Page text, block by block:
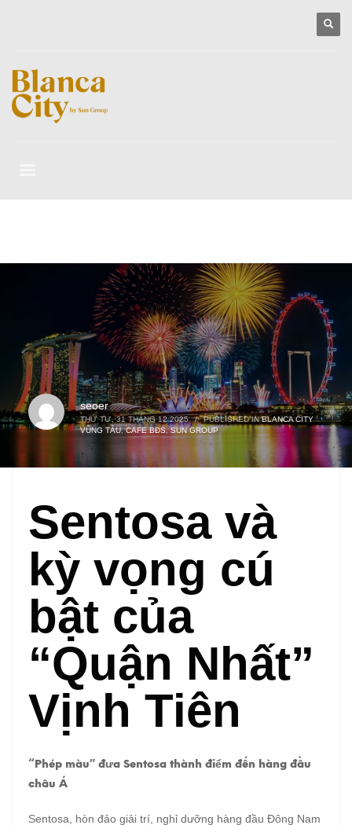
seoer
THỨ TƯ, 31 THÁNG 12 2025 / PUBLISHED INBLANCA CITY
VŨNG TÀU,CAFE BĐS,SUN GROUP
Sentosa và
kỳ vọng cú
bật của
“Quận Nhất”
Vịnh Tiên
“Phép màu” đưa Sentosa thành điểm đến hàng đầu
châu Á
Sentosa, hòn đảo giải trí, nghỉ dưỡng hàng đầu Đông Nam